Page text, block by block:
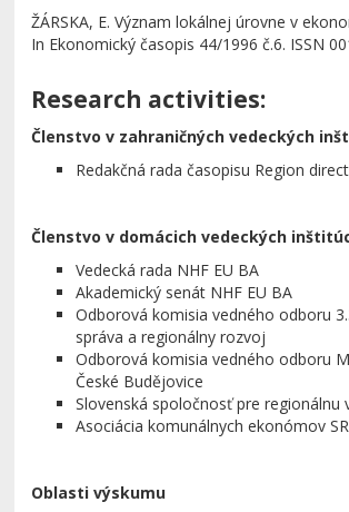
ŽÁRSKA, E. Význam lokálnej úrovne v
In Ekonomický časopis 44/1996 č.6. ISSN
Research activities:
Členstvo v zahraničných vedeckých
Redakčná rada časopisu Region direct
Členstvo v domácich vedeckých
Vedecká rada NHF EU BA
Akademický senát NHF EU BA
Odborová komisia vedného odboru
správa a regionálny rozvoj
Odborová komisia vedného odboru
České Budějovice
Slovenská spoločnosť pre regionálnu
Asociácia komunálnych ekonómov SR
Oblasti výskumu